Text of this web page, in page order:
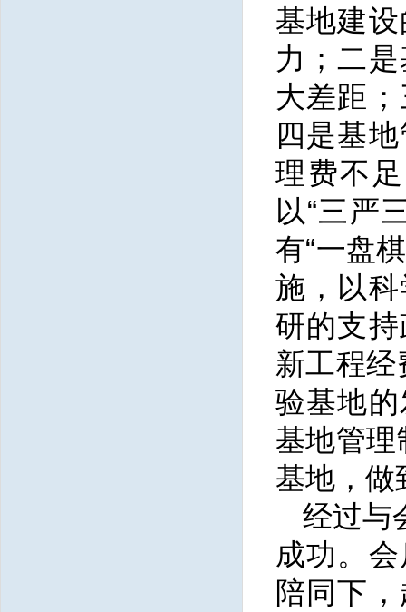
基地建
力；二
大差距
四是基
理费不
以“三严
有“一盘
施，以
研的支
新工程
验基地
基地管
基地，做
经过与
成功。
陪同下